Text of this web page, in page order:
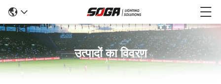
उत्पादों का विवरण